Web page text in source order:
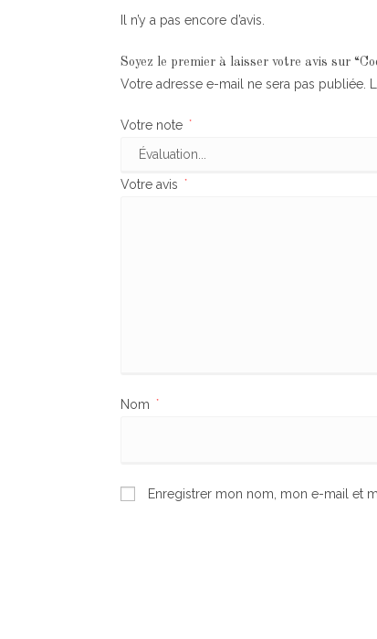
Il n’y a pas encore d’avis.
Soyez le premier à laisser votre avis sur
Votre adresse e-mail ne sera pas publiée.
Votre note *
Votre avis *
Nom *
Enregistrer mon nom, mon e-mail et